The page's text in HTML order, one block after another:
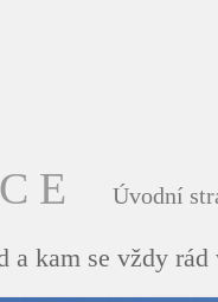
Úvodní
kam se vždy